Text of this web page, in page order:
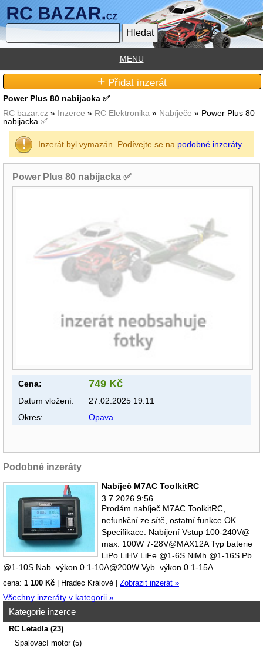
Power Plus 80 nabijacka ✅
Inzerát byl vymazán. Podívejte se na podobné inzeráty.
Power Plus 80 nabijacka ✅
Cena: 749 Kč
Datum vložení:
27.02.2025 19:11
Okres:
Opava
Podobné inzeráty
Nabíječ M7AC ToolkitRC
3.7.2026 9:56
Prodám nabíječ M7AC ToolkitRC,
nefunkční ze sítě, ostatní funkce OK
Specifikace: Nabíjení Vstup 100-240V@
max. 100W 7-28V@MAX12A Typ baterie
LiPo LiHV LiFe @1-6S NiMh @1-16S Pb
@1-10S Nab. výkon 0.1-10A@200W Vyb. výkon 0.1-15A…
cena: 1 100 Kč Hradec Králové Zobrazit inzerát »
Všechny inzeráty v kategorii »
RC bazar.cz » Inzerce » RC Elektronika » Nabíječe » Power Plus 80
nabijacka ✅
Kategorie inzerce
RC Letadla (23)
Spalovací­ motor (5)
MENU
+ Přidat inzerát